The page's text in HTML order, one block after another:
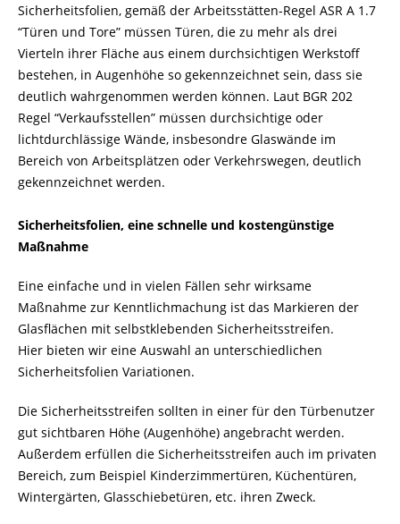
Sicherheitsfolien, gemäß der Arbeitsstätten-Regel ASR A 1.7
“Türen und Tore” müssen Türen, die zu mehr als drei
Vierteln ihrer Fläche aus einem durchsichtigen Werkstoff
bestehen, in Augenhöhe so gekennzeichnet sein, dass sie
deutlich wahrgenommen werden können. Laut BGR 202
Regel “Verkaufsstellen” müssen durchsichtige oder
lichtdurchlässige Wände, insbesondre Glaswände im
Bereich von Arbeitsplätzen oder Verkehrswegen, deutlich
gekennzeichnet werden.
Sicherheitsfolien, eine schnelle und kostengünstige
Maßnahme
Eine einfache und in vielen Fällen sehr wirksame
Maßnahme zur Kenntlichmachung ist das Markieren der
Glasflächen mit selbstklebenden Sicherheitsstreifen.
Hier bieten wir eine Auswahl an unterschiedlichen
Sicherheitsfolien Variationen.
Die Sicherheitsstreifen sollten in einer für den Türbenutzer
gut sichtbaren Höhe (Augenhöhe) angebracht werden.
Außerdem erfüllen die Sicherheitsstreifen auch im privaten
Bereich, zum Beispiel Kinderzimmertüren, Küchentüren,
Wintergärten, Glasschiebetüren, etc. ihren Zweck.